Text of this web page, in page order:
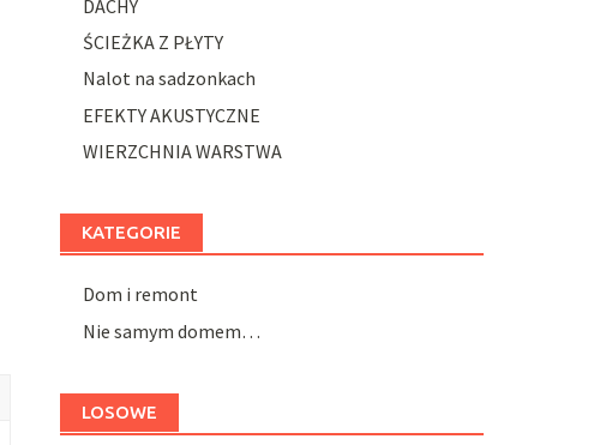
DACHY
ŚCIEŻKA Z PŁYTY
Nalot na sadzonkach
EFEKTY AKUSTYCZNE
WIERZCHNIA WARSTWA
KATEGORIE
Dom i remont
Nie samym domem…
LOSOWE